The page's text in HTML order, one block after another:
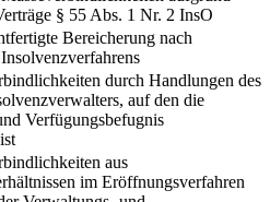
§ 55 Abs. 1 Nr. 2 InsO
Bereicherung nach
durch Handlungen des
auf den die
Verfügungsbefugnis
aus
im Eröffnungsverfahren